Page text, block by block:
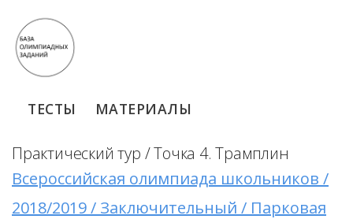
ТЕСТЫ МАТЕРИАЛЫ
Практический тур / Точка 4. Трамплин
Всероссийская олимпиада школьников /
2018/2019 / Заключительный / Парковая